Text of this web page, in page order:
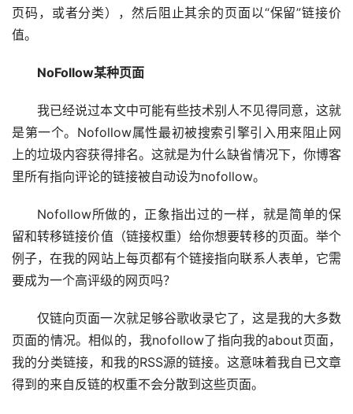
页码，或者分类），然后阻止其余的页面以“保留”链接价
值。
NoFollow某种页面
我已经说过本文中可能有些技术别人不见得同意，这就
是第一个。Nofollow属性最初被搜索引擎引入用来阻止网
上的垃圾内容获得排名。这就是为什么缺省情况下，你博客
里所有指向评论的链接被自动设为nofollow。
Nofollow所做的，正象指出过的一样，就是简单的保
留和转移链接价值（链接权重）给你想要转移的页面。举个
例子，在我的网站上每页都有个链接指向联系人表单，它需
要成为一个高评级的网页吗？
仅链向页面一次就足够谷歌收录它了，这是我的大多数
页面的情况。相似的，我nofollow了指向我的about页面，
我的分类链接，和我的RSS源的链接。这意味着我自已文章
得到的来自反链的权重不会分散到这些页面。